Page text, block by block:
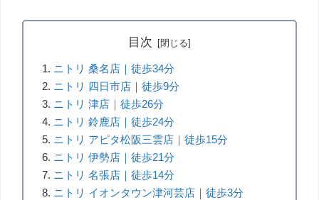
目次
ニトリ 桑名店｜徒歩34分
ニトリ 四日市店｜徒歩9分
ニトリ 津店｜徒歩26分
ニトリ 鈴鹿店｜徒歩24分
ニトリ アピタ松阪三雲店｜徒歩15分
ニトリ 伊勢店｜徒歩21分
ニトリ 名張店｜徒歩14分
ニトリ イオンタウン津河芸店｜徒歩3分